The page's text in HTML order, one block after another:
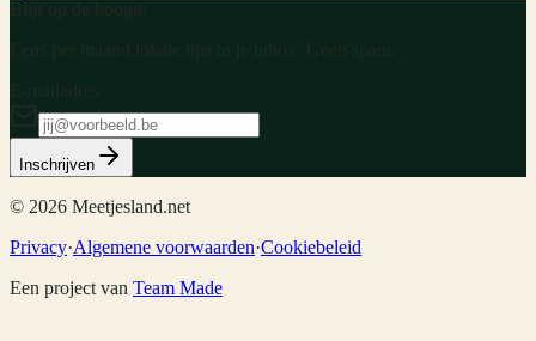
Inschrijven
© 2026 Meetjesland.net
Privacy·Algemene voorwaarden·Cookiebeleid
Een project van Team Made